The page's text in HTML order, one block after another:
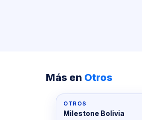
Más en Otros
OTROS
Milestone Bolivia